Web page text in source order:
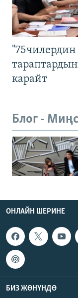
карайт
Блог -
ОНЛАЙН ШЕРИНЕ
БИЗ ЖӨНҮНДӨ